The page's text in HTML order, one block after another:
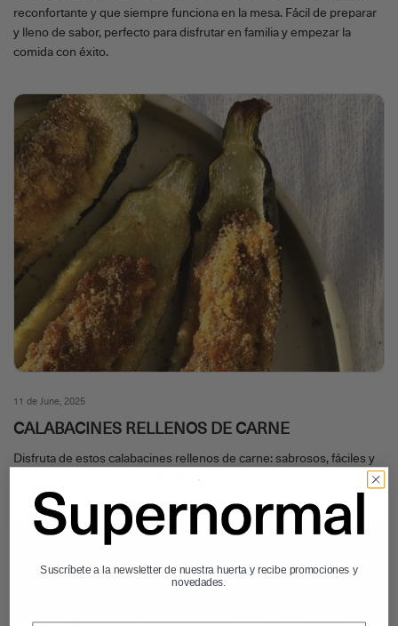
reconfortante y que siempre funciona en la mesa. Fácil de preparar
y lleno de sabor, perfecto para disfrutar en familia y empezar la
comida con éxito.
11 de June, 2025
CALABACINES RELLENOS DE CARNE
Disfruta de estos calabacines rellenos de carne: sabrosos, fáciles y
perfectos para el verano. ¡Pruébalos!
Suscríbete a la newsletter de nuestra huerta y recibe promociones y
novedades.